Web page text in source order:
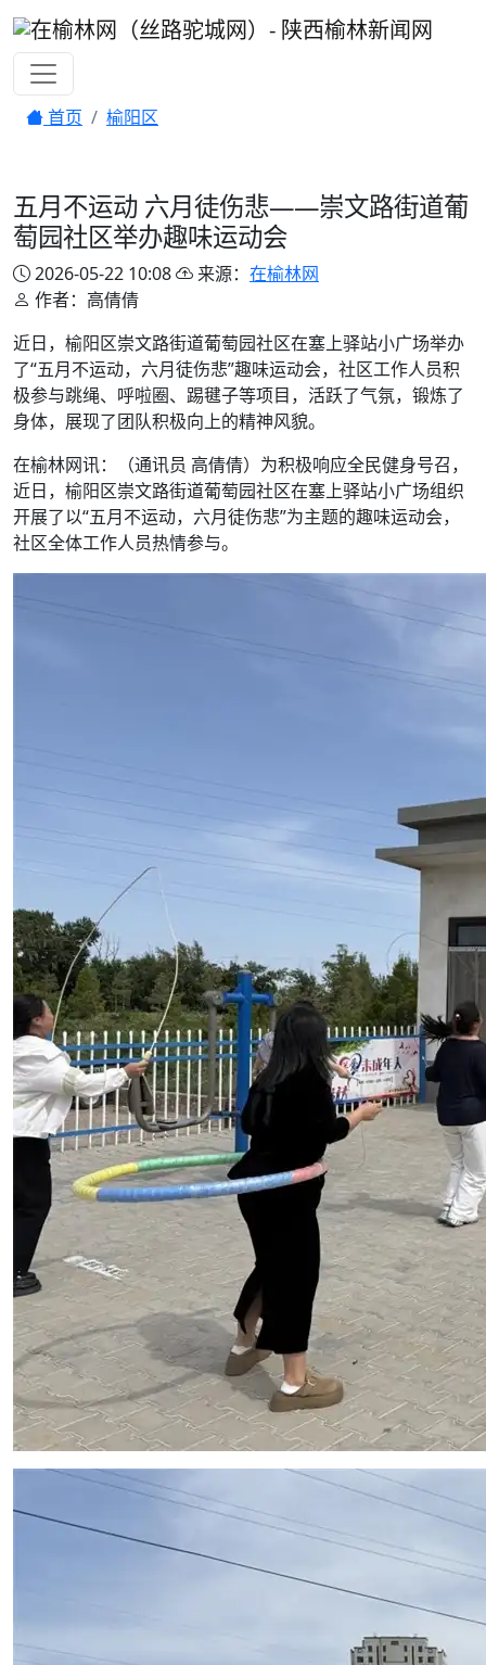
首页 榆阳区
五月不运动 六月徒伤悲——崇文路街道葡
萄园社区举办趣味运动会
2026-05-22 10:08 来源： 在榆林网
作者：高倩倩
近日，榆阳区崇文路街道葡萄园社区在塞上驿站小广场举办
了“五月不运动，六月徒伤悲”趣味运动会，社区工作人员积
极参与跳绳、呼啦圈、踢毽子等项目，活跃了气氛，锻炼了
身体，展现了团队积极向上的精神风貌。
在榆林网讯：（通讯员 高倩倩）为积极响应全民健身号召，
近日，榆阳区崇文路街道葡萄园社区在塞上驿站小广场组织
开展了以“五月不运动，六月徒伤悲”为主题的趣味运动会，
社区全体工作人员热情参与。